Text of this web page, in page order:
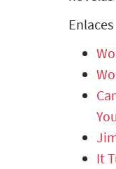
Enlaces
It